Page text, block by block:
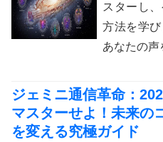
スターし
方法を学
あなたの声
ジェミニ通信革命：
マスターせよ！未来の
を変える究極ガイド